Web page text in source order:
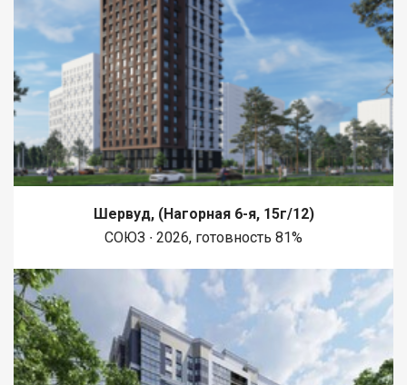
Шервуд, (Нагорная 6-я, 15г/12)
СОЮЗ ∙ 2026, готовность 81%